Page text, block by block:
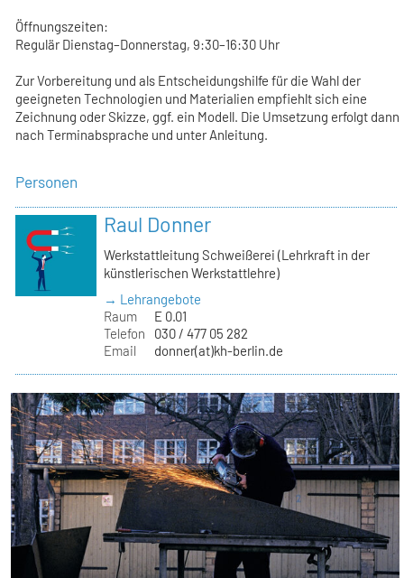
Öffnungszeiten:
Regulär Dienstag–Donnerstag, 9:30–16:30 Uhr
Zur Vorbereitung und als Entscheidungshilfe für die Wahl der
geeigneten Technologien und Materialien empfiehlt sich eine
Zeichnung oder Skizze, ggf. ein Modell. Die Umsetzung erfolgt dann
nach Terminabsprache und unter Anleitung.
Personen
Raul Donner
Werkstattleitung Schweißerei (Lehrkraft in der
künstlerischen Werkstattlehre)
→ Lehrangebote
Raum
E 0.01
Telefon
030 / 477 05 282
Email
donner(at)kh-berlin.de